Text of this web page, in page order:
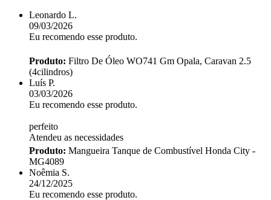
Leonardo L.
09/03/2026
Eu recomendo esse produto.
Produto: Filtro De Óleo WO741 Gm Opala, Caravan 2.5
(4cilindros)
Luís P.
03/03/2026
Eu recomendo esse produto.
perfeito
Atendeu as necessidades
Produto: Mangueira Tanque de Combustível Honda City -
MG4089
Noêmia S.
24/12/2025
Eu recomendo esse produto.